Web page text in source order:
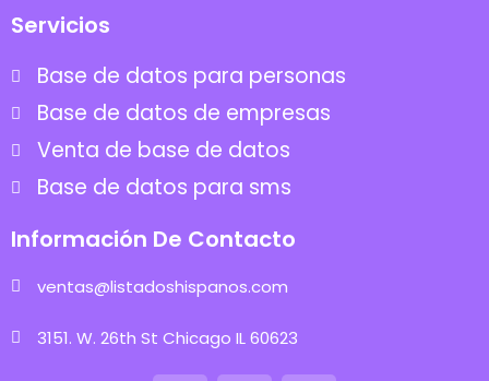
Servicios
Base de datos para personas
Base de datos de empresas
Venta de base de datos
Base de datos para sms
Información De Contacto
ventas@listadoshispanos.com
3151. W. 26th St Chicago IL 60623